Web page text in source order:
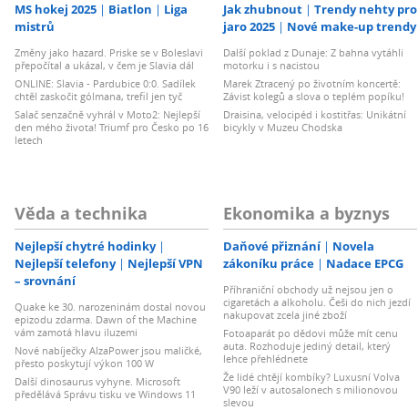
MS hokej 2025 Biatlon
Liga
mistrů
Změny jako hazard. Priske se v Boleslavi
přepočítal a ukázal, v čem je Slavia dál
ONLINE: Slavia - Pardubice 0:0. Sadílek
chtěl zaskočit gólmana, trefil jen tyč
Salač senzačně vyhrál v Moto2: Nejlepší
den mého života! Triumf pro Česko po 16
letech
Jak zhubnout
Trendy nehty pro
jaro 2025
Nové make-up trendy
Další poklad z Dunaje: Z bahna vytáhli
motorku i s nacistou
Marek Ztracený po životním koncertě:
Závist kolegů a slova o teplém popíku!
Draisina, velocipéd i kostitřas: Unikátní
bicykly v Muzeu Chodska
Věda a technika
Nejlepší chytré hodinky
Nejlepší telefony
Nejlepší VPN
– srovnání
Quake ke 30. narozeninám dostal novou
epizodu zdarma. Dawn of the Machine
vám zamotá hlavu iluzemi
Nové nabíječky AlzaPower jsou maličké,
přesto poskytují výkon 100 W
Další dinosaurus vyhyne. Microsoft
předělává Správu tisku ve Windows 11
Ekonomika a byznys
Daňové přiznání
Novela
zákoníku práce
Nadace EPCG
Příhraniční obchody už nejsou jen o
cigaretách a alkoholu. Češi do nich jezdí
nakupovat zcela jiné zboží
Fotoaparát po dědovi může mít cenu
auta. Rozhoduje jediný detail, který
lehce přehlédnete
Že lidé chtějí kombíky? Luxusní Volva
V90 leží v autosalonech s milionovou
slevou